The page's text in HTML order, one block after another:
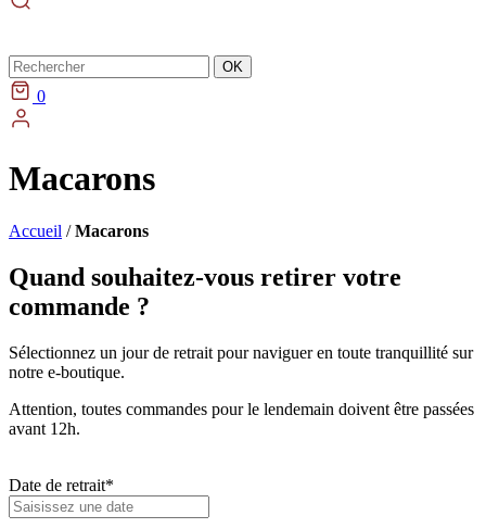
Rechercher OK
0
Macarons
Accueil /Macarons
Quand souhaitez-vous retirer votre
commande ?
Sélectionnez un jour de retrait pour naviguer en toute tranquillité sur
notre e-boutique.
Attention, toutes commandes pour le lendemain doivent être passées
avant 12h.
Date de retrait*